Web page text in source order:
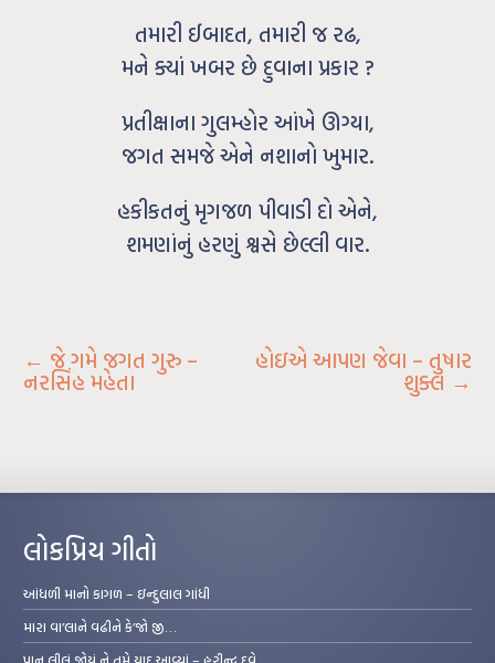
તમારી ઈબાદત, તમારી જ રઢ,
મને ક્યાં ખબર છે દુવાના પ્રકાર ?
પ્રતીક્ષાના ગુલમ્હોર આંખે ઊગ્યા,
જગત સમજે એને નશાનો ખુમાર.
હકીકતનું મૃગજળ પીવાડી દો એને,
શમણાંનું હરણું શ્વસે છેલ્લી વાર.
← જે ગમે જગત ગુરુ –
નરસિંહ મહેતા
હોઇએ આપણ જેવા – તુષાર
શુક્લ →
લોકપ્રિય ગીતો
આંધળી માનો કાગળ – ઇન્દુલાલ ગાંધી
મારા વા’લાને વઢીને કે’જો જી…